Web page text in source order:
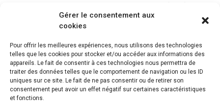
Gérer le consentement aux
cookies
Pour offrir les meilleures expériences, nous utilisons des technologies
telles que les cookies pour stocker et/ou accéder aux informations des
appareils. Le fait de consentir à ces technologies nous permettra de
traiter des données telles que le comportement de navigation ou les ID
uniques sur ce site. Le fait de ne pas consentir ou de retirer son
consentement peut avoir un effet négatif sur certaines caractéristiques
et fonctions.
5.5Gbit/s de bande passante en lecture (Brut)
Disque de jeu PS5
Ultra HD Blu-ray™, jusqu’à 100Go/disque
Sortie vidéo
Compatibilité avec les téléviseurs 4K 120Hz et
8K, VRR (spécification HDMI v. 2.1)